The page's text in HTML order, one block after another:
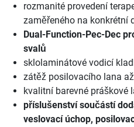
rozmanité provedení
zaměřeného na konkrétní
Dual-Function-Pec-Dec
svalů
sklolaminátové vodicí
zátěž posilovacího lana
kvalitní barevné práškové
příslušenství součástí
veslovací úchop,